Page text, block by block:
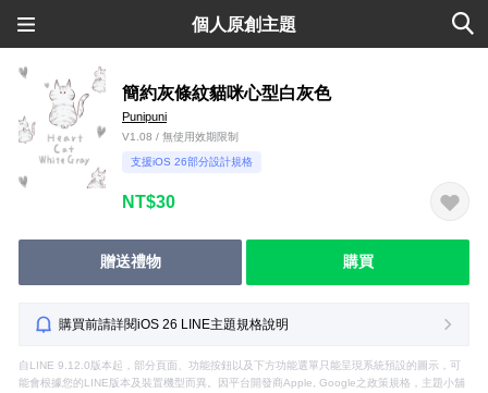
個人原創主題
簡約灰條紋貓咪心型白灰色
Punipuni
V1.08 / 無使用效期限制
支援iOS 26部分設計規格
NT$30
贈送禮物 購買
購買前請詳閱iOS 26 LINE主題規格說明
自LINE 9.12.0版本起，部分頁面、功能按鈕以及下方功能選單只能呈現系統預設的圖示，可
能會根據您的LINE版本及裝置機型而異。因平台開發商Apple, Google之政策規格，主題小舖